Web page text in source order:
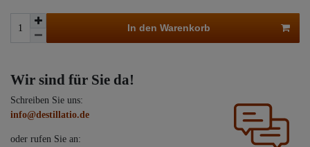
In den Warenkorb
Wir sind für Sie da!
Schreiben Sie uns:
info@destillatio.de
oder rufen Sie an: